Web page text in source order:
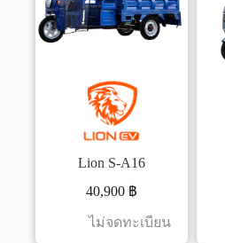
Lion S-A16
40,900 ฿
ไม่จดทะเบียน